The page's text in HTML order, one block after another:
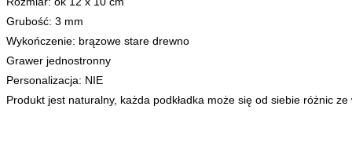
Grubość: 3 mm
Wykończenie: brązowe stare drewno
Grawer jednostronny
Personalizacja: NIE
Produkt jest naturalny, każda podkładka może się od siebie różnic